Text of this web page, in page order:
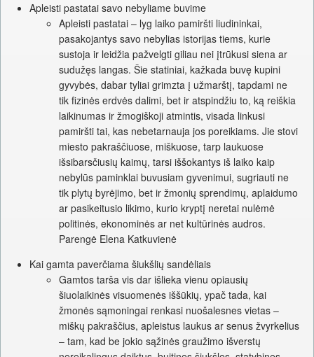
Apleisti pastatai savo nebyliame buvime
Apleisti pastatai – lyg laiko pamiršti liudininkai,
pasakojantys savo nebylias istorijas tiems, kurie
sustoja ir leidžia pažvelgti giliau nei įtrūkusi siena ar
sudužęs langas. Šie statiniai, kažkada buvę kupini
gyvybės, dabar tyliai grimzta į užmarštį, tapdami ne
tik fizinės erdvės dalimi, bet ir atspindžiu to, ką reiškia
laikinumas ir žmogiškoji atmintis, visada linkusi
pamiršti tai, kas nebetarnauja jos poreikiams. Jie stovi
miesto pakraščiuose, miškuose, tarp laukuose
išsibarsčiusių kaimų, tarsi iššokantys iš laiko kaip
nebylūs paminklai buvusiam gyvenimui, sugriauti ne
tik plytų byrėjimo, bet ir žmonių sprendimų, aplaidumo
ar pasikeitusio likimo, kurio kryptį neretai nulėmė
politinės, ekonominės ar net kultūrinės audros.
Parengė Elena Katkuvienė
Kai gamta paverčiama šiukšlių sandėliais
Gamtos tarša vis dar išlieka vienu opiausių
šiuolaikinės visuomenės iššūkių, ypač tada, kai
žmonės sąmoningai renkasi nuošalesnes vietas –
miškų pakraščius, apleistus laukus ar senus žvyrkelius
– tam, kad be jokio sąžinės graužimo išverstų